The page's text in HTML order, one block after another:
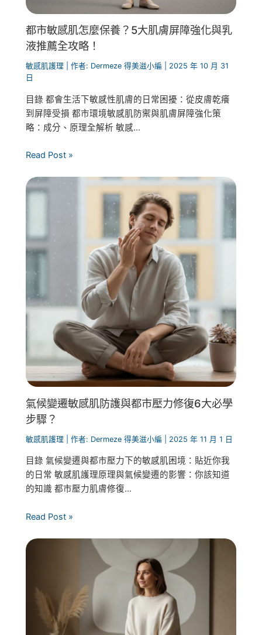
都市敏感肌怎麼保養？5大肌膚屏障強化與乳
液推薦全攻略！
敏感肌護理 | 作者: Dermeze 得美滋小編
2025 年 10 月 31
日
目錄 都會生活下敏感性肌膚的日常困擾：從皮膚乾癢
到屏障受損 都市環境敏感肌防禦與肌膚屏障強化策
略：成分、原理全解析 敏感...
Read Post »
氣候變遷敏感肌防護與都市壓力修復6大必學
步驟？
敏感肌護理 | 作者: Dermeze 得美滋小編 2025 年 11 月 1 日
目錄 氣候變遷與都市壓力下的敏感肌困境：貼近你我
的日常 敏感肌護理原理與氣候變遷的影響：你該知道
的知識 都市壓力肌膚修復...
Read Post »